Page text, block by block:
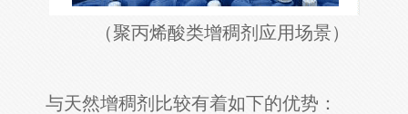
（聚丙烯酸类增稠剂应用场景）
与天然增稠剂比较有着如下的优势：